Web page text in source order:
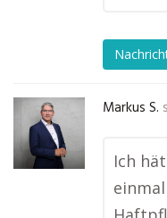
Markus S.
Ich